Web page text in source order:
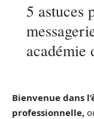
5 astuces
académie
Bienvenue dans
professionnelle,